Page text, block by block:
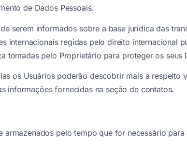
de Dados Pessoais.
serem informados sobre a base jurídica das
internacionais regidas pelo direito internacional
tomadas pelo Proprietário para proteger os seus
os Usuários poderão descobrir mais a
informações fornecidas na seção de contatos.
armazenados pelo tempo que for necessário